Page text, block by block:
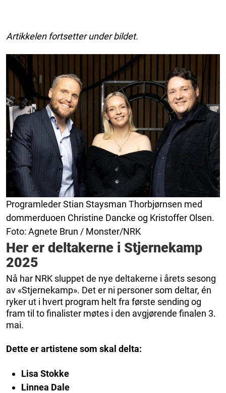
Artikkelen fortsetter under bildet.
Programleder Stian Staysman Thorbjørnsen med
dommerduoen Christine Dancke og Kristoffer Olsen.
Foto: Agnete Brun / Monster/NRK
Her er deltakerne i Stjernekamp
2025
Nå har NRK sluppet de nye deltakerne i årets sesong
av «Stjernekamp». Det er ni personer som deltar, én
ryker ut i hvert program helt fra første sending og
fram til to finalister møtes i den avgjørende finalen 3.
mai.
Dette er artistene som skal delta:
Lisa Stokke
Linnea Dale